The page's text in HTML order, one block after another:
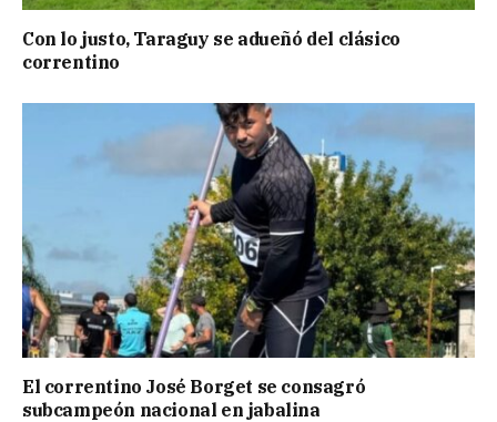
Con lo justo, Taraguy se adueñó del clásico
correntino
El correntino José Borget se consagró
subcampeón nacional en jabalina